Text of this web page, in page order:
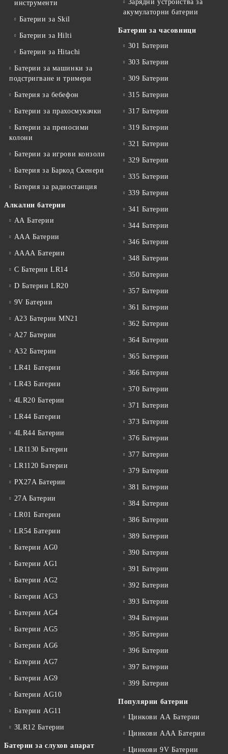
инструменти
Батерии за Skil
Батерии за Hilti
Батерии за Hitachi
Батерии за машинки за
подстригване и тримери
Батерия за бебефон
Батерии за прахосмукачки
Батерии за преносими
колони
Батерии за игрови конзоли
Батерия за Баркод Скенери
Батерия за радиостанция
Алкални батерии
АА Батерии
ААА Батерии
АААА Батерии
C Батерии LR14
D Батерии LR20
9V Батерии
A23 Батерии MN21
A27 Батерии
A32 Батерии
LR41 Батерии
LR43 Батерии
4LR20 Батерии
LR44 Батерии
4LR44 Батерии
LR1130 Батерии
LR1120 Батерии
PX27A Батерии
27A Батерии
LR01 Батерии
LR54 Батерии
Батерии AG0
Батерии AG1
Батерии AG2
Батерии AG3
Батерии AG4
Батерии AG5
Батерии AG6
Батерии AG7
Батерии AG9
Батерии AG10
Батерии AG11
3LR12 Батерии
Батерии за слухов апарат
Зарядни устройства за
акумулаторни батерии
Батерии за часовници
301 Батерии
303 Батерии
309 Батерии
315 Батерии
317 Батерии
319 Батерии
321 Батерии
329 Батерии
335 Батерии
339 Батерии
341 Батерии
344 Батерии
346 Батерии
348 Батерии
350 Батерии
357 Батерии
361 Батерии
362 Батерии
364 Батерии
365 Батерии
366 Батерии
370 Батерии
371 Батерии
373 Батерии
376 Батерии
377 Батерии
379 Батерии
381 Батерии
384 Батерии
386 Батерии
389 Батерии
390 Батерии
391 Батерии
392 Батерии
393 Батерии
394 Батерии
395 Батерии
396 Батерии
397 Батерии
399 Батерии
Популярни батерии
Цинкови АА Батерии
Цинкови ААА Батерии
Цинкови 9V Батерии